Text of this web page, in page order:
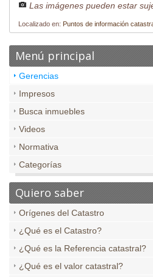
Las imágenes pueden estar
Localizado en: Puntos de información
Menú principal
Gerencias
Impresos
Busca inmuebles
Videos
Normativa
Categorías
Quiero saber
Orígenes del Catastro
¿Qué es el Catastro?
¿Qué es la Referencia catastral?
¿Qué es el valor catastral?